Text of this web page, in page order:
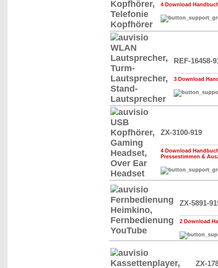
4 Download
REF-16458-
3 Download
ZX-3100-919
4 Download
Pressestimmen &
ZX-5891-
2 Download
ZX-